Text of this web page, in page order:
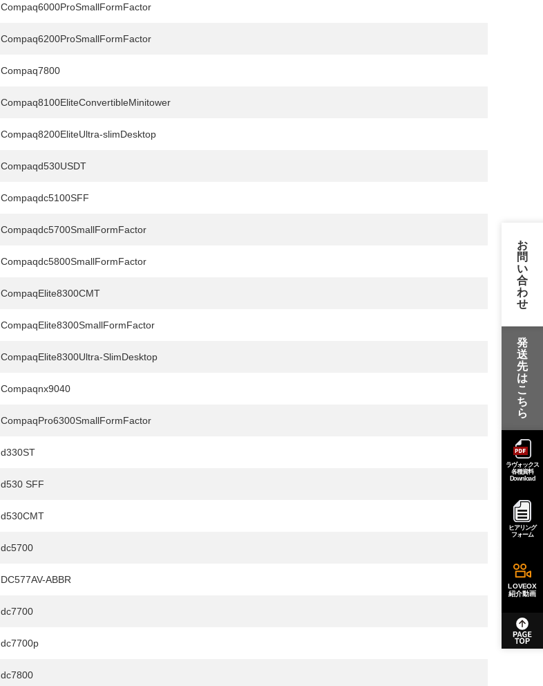
お
問
い
合
わ
せ
発
送
先
は
こ
ち
ら
ラヴォックス
各種資料
Download
ヒアリング
フォーム
LOVEOX
紹介動画
Compaq6000ProSmallFormFactor
Compaq6200ProSmallFormFactor
Compaq7800
Compaq8100EliteConvertibleMinitower
Compaq8200EliteUltra-slimDesktop
Compaqd530USDT
Compaqdc5100SFF
Compaqdc5700SmallFormFactor
Compaqdc5800SmallFormFactor
CompaqElite8300CMT
CompaqElite8300SmallFormFactor
CompaqElite8300Ultra-SlimDesktop
Compaqnx9040
CompaqPro6300SmallFormFactor
d330ST
d530 SFF
d530CMT
dc5700
DC577AV-ABBR
dc7700
dc7700p
dc7800